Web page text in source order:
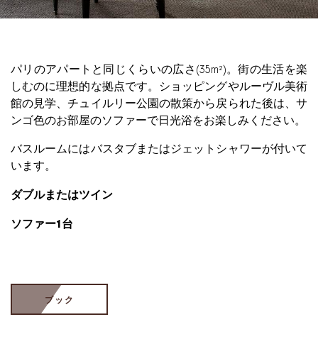
パリのアパートと同じくらいの広さ(35m²)。街の生活を楽
しむのに理想的な拠点です。ショッピングやルーヴル美術
館の見学、チュイルリー公園の散策から戻られた後は、サ
ンゴ色のお部屋のソファーで日光浴をお楽しみください。
バスルームにはバスタブまたはジェットシャワーが付いて
います。
ダブルまたはツイン​
ソファー1台
ブック